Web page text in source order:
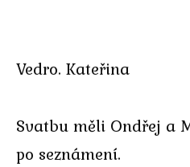
Vedro. Kateřina
Svatbu měli Ondřej a
po seznámení.